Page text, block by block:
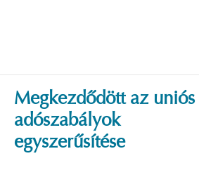
Megkezdődött az uniós
adószabályok
egyszerűsítése